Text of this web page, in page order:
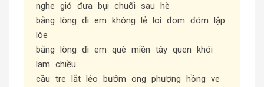
nghe gió đưa bụi chuối sau hè
bằng lòng đi em không lẻ loi đom đóm lập
lòe
bằng lòng đi em quê miền tây quen khói
lam chiều
cầu tre lắt lẻo bướm ong phượng hồng ve